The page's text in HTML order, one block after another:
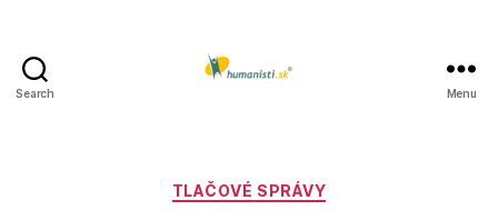
Search Menu
Kategórie
TLAČOVÉ SPRÁVY